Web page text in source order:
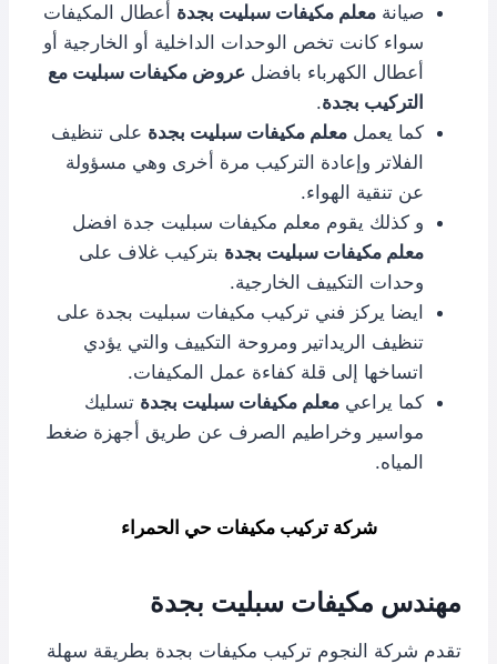
صيانة معلم مكيفات سبليت بجدة أعطال المكيفات
سواء كانت تخص الوحدات الداخلية أو الخارجية أو
أعطال الكهرباء بافضل عروض مكيفات سبليت مع
التركيب بجدة.
كما يعمل معلم مكيفات سبليت بجدة على تنظيف
الفلاتر وإعادة التركيب مرة أخرى وهي مسؤولة
عن تنقية الهواء.
و كذلك يقوم معلم مكيفات سبليت جدة افضل
معلم مكيفات سبليت بجدة بتركيب غلاف على
وحدات التكييف الخارجية.
ايضا يركز فني تركيب مكيفات سبليت بجدة على
تنظيف الريداتير ومروحة التكييف والتي يؤدي
اتساخها إلى قلة كفاءة عمل المكيفات.
كما يراعي معلم مكيفات سبليت بجدة تسليك
مواسير وخراطيم الصرف عن طريق أجهزة ضغط
المياه.
شركة تركيب مكيفات حي الحمراء
مهندس مكيفات سبليت بجدة
تقدم شركة النجوم تركيب مكيفات بجدة بطريقة سهلة